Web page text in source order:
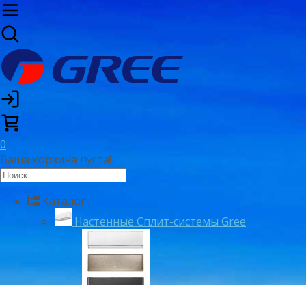
0
Ваша корзина пуста!
Каталог
Настенные Сплит-системы Gree